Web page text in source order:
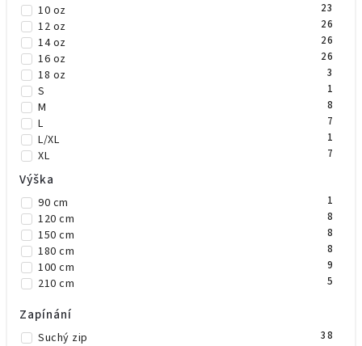
10 oz 23
12 oz 26
14 oz 26
16 oz 26
18 oz 3
S 1
M 8
L 7
L/XL 1
XL 7
Výška
90 cm 1
120 cm 8
150 cm 8
180 cm 8
100 cm 9
210 cm 5
Zapínání
Suchý zip 38